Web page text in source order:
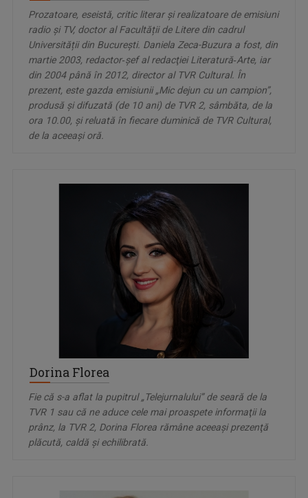
Prozatoare, eseistă, critic literar și realizatoare de emisiuni
radio și TV, doctor al Facultății de Litere din cadrul
Universității din București. Daniela Zeca-Buzura a fost, din
martie 2003, redactor‑şef al redacţiei Literatură‑Arte, iar
din 2004 până în 2012, director al TVR Cultural. În
prezent, este gazda emisiunii „Mic dejun cu un campion”,
produsă și difuzată (de 10 ani) de TVR 2, sâmbăta, de la
ora 10.00, și reluată în fiecare duminică de TVR Cultural,
de la aceeași oră.
Dorina Florea
Fie că s-a aflat la pupitrul „Telejurnalului” de seară de la
TVR 1 sau că ne aduce cele mai proaspete informaţii la
prânz, la TVR 2, Dorina Florea rămâne aceeaşi prezenţă
plăcută, caldă şi echilibrată.